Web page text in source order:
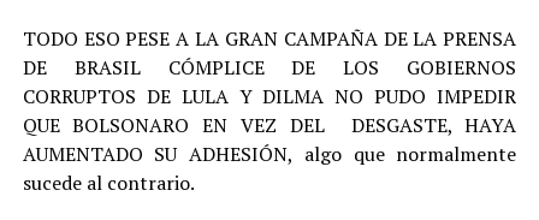
TODO ESO PESE A LA GRAN CAMPAÑA DE LA PRENSA
DE BRASIL CÓMPLICE DE LOS GOBIERNOS
CORRUPTOS DE LULA Y DILMA NO PUDO IMPEDIR
QUE BOLSONARO EN VEZ DEL DESGASTE, HAYA
AUMENTADO SU ADHESIÓN, algo que normalmente
sucede al contrario.